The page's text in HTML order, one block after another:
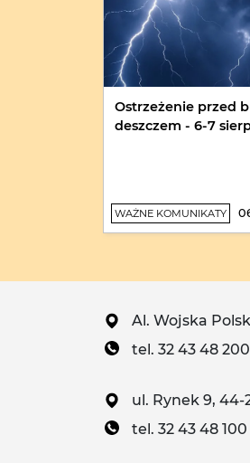
Ostrzeżenie przed
deszczem - 6-7
WAŻNE KOMUNIKATY
Al. Wojska
tel. 32 43 48
ul. Rynek 9, 44-
tel. 32 43 48 100